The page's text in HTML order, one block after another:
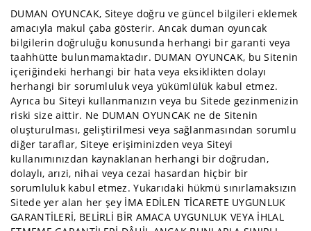
Peluş
Oyuncaklar
Pil
Pilli
Oyuncaklar
Plaj
Oyuncakları
Puzzle
Rol
Oyun
Setleri
Spor
DUMAN OYUNCAK, Siteye doğru ve güncel bilgileri eklemek
amacıyla makul çaba gösterir. Ancak duman oyuncak
bilgilerin doğruluğu konusunda herhangi bir garanti veya
taahhütte bulunmamaktadır. DUMAN OYUNCAK, bu Sitenin
içeriğindeki herhangi bir hata veya eksiklikten dolayı
herhangi bir sorumluluk veya yükümlülük kabul etmez.
Ayrıca bu Siteyi kullanmanızın veya bu Sitede gezinmenizin
riski size aittir. Ne DUMAN OYUNCAK ne de Sitenin
oluşturulması, geliştirilmesi veya sağlanmasından sorumlu
diğer taraflar, Siteye erişiminizden veya Siteyi
kullanımınızdan kaynaklanan herhangi bir doğrudan,
dolaylı, arızi, nihai veya cezai hasardan hiçbir bir
sorumluluk kabul etmez. Yukarıdaki hükmü sınırlamaksızın
Sitede yer alan her şey İMA EDİLEN TİCARETE UYGUNLUK
GARANTİLERİ, BELİRLİ BİR AMACA UYGUNLUK VEYA İHLAL